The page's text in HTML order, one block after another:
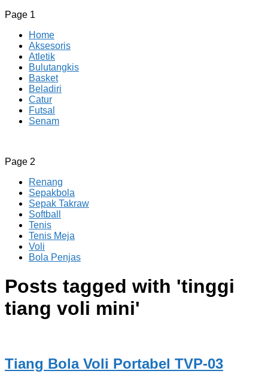
Page 1
Home
Aksesoris
Atletik
Bulutangkis
Basket
Beladiri
Catur
Futsal
Senam
CV JAYA BERSAMA Co Id
Menyediakan Semua Perlengkapan Olahraga Yang
Page 2
Renang
Sepakbola
Sepak Takraw
Softball
Tenis
Tenis Meja
Voli
Bola Penjas
Posts tagged with 'tinggi
tiang voli mini'
Tiang Bola Voli Portabel TVP-03